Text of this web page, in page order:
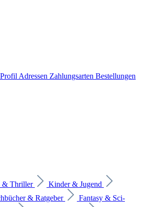
Adressen Zahlungsarten Bestellungen
& Thriller
Kinder & Jugend
& Ratgeber
Fantasy & Sci-